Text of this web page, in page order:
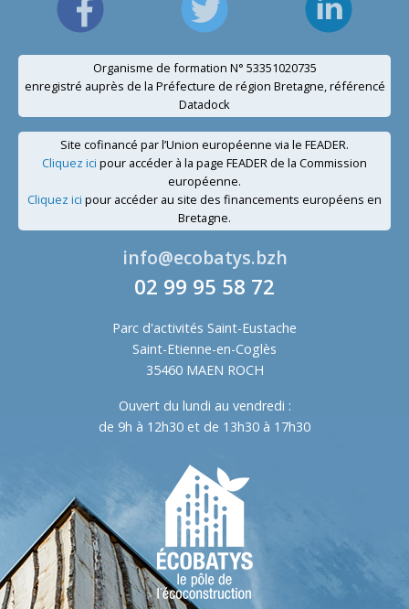
Organisme de formation N° 53351020735
enregistré auprès de la Préfecture de région Bretagne, référencé
Datadock
Site cofinancé par l’Union européenne via le FEADER.
Cliquez ici pour accéder à la page FEADER de la Commission
européenne.
Cliquez ici pour accéder au site des financements européens en
Bretagne.
info@ecobatys.bzh
02 99 95 58 72
Parc d'activités Saint-Eustache
Saint-Etienne-en-Coglès
35460 MAEN ROCH
Ouvert du lundi au vendredi :
de 9h à 12h30 et de 13h30 à 17h30